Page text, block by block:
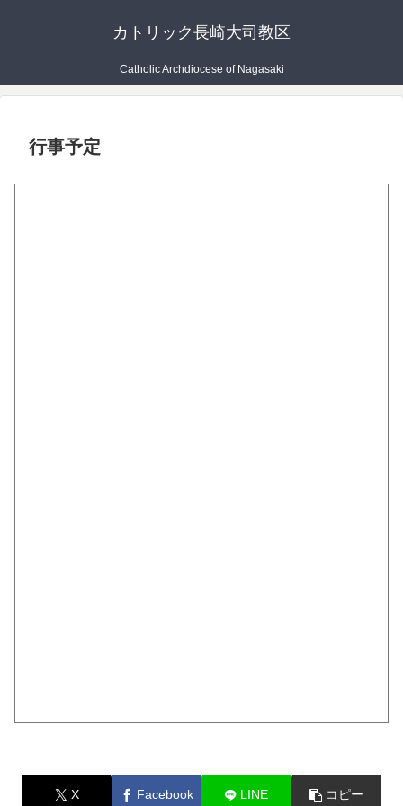
カトリック長崎大司教区
Catholic Archdiocese of Nagasaki
行事予定
X Facebook LINE コピー